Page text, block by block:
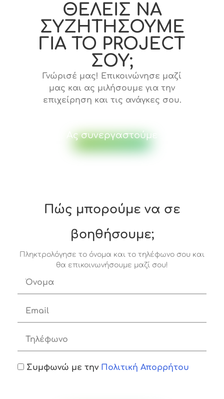
ΘΕΛΕΙΣ ΝΑ
ΣΥΖΗΤΗΣΟΥΜΕ
ΓΙΑ ΤΟ PROJECT
ΣΟΥ;
Γνώρισέ μας! Επικοινώνησε μαζί
μας και ας μιλήσουμε για την
επιχείρηση και τις ανάγκες σου.
Ας συνεργαστούμε
Πώς μπορούμε να σε
βοηθήσουμε;
Πληκτρολόγησε το όνομα και το τηλέφωνο σου και
θα επικοινωνήσουμε μαζί σου!
Συμφωνώ με την Πολιτική Απορρήτου